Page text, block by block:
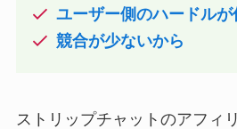
ユーザー側のハードルが
競合が少ないから
ストリップチャットのアフィ